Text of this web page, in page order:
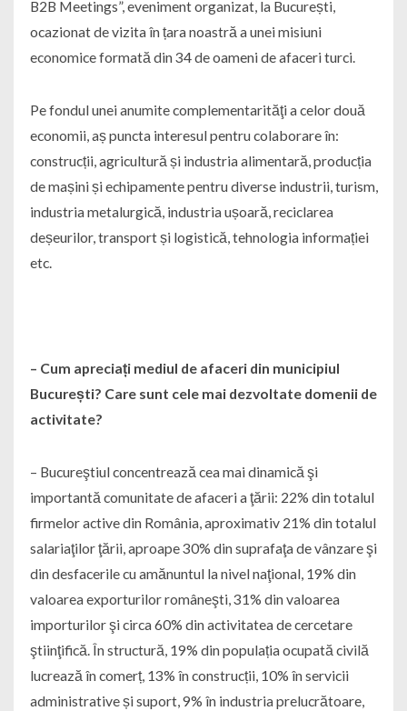
B2B Meetings”, eveniment organizat, la București,
ocazionat de vizita în țara noastră a unei misiuni
economice formată din 34 de oameni de afaceri turci.
Pe fondul unei anumite complementarităţi a celor două
economii, aș puncta interesul pentru colaborare în:
construcții, agricultură și industria alimentară, producția
de mașini și echipamente pentru diverse industrii, turism,
industria metalurgică, industria ușoară, reciclarea
deșeurilor, transport și logistică, tehnologia informației
etc.
– Cum apreciați mediul de afaceri din municipiul
București? Care sunt cele mai dezvoltate domenii de
activitate?
– Bucureştiul concentrează cea mai dinamică şi
importantă comunitate de afaceri a ţării: 22% din totalul
firmelor active din România, aproximativ 21% din totalul
salariaţilor ţării, aproape 30% din suprafaţa de vânzare şi
din desfacerile cu amănuntul la nivel naţional, 19% din
valoarea exporturilor româneşti, 31% din valoarea
importurilor şi circa 60% din activitatea de cercetare
ştiinţifică. În structură, 19% din populația ocupată civilă
lucrează în comerț, 13% în construcții, 10% în servicii
administrative și suport, 9% în industria prelucrătoare,